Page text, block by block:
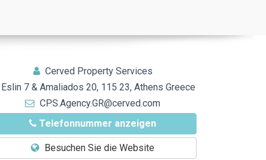
Cerved Property Services
7 & Amaliados 20, 115 23, Athens Greece
CPS.Agency.GR@cerved.com
Telefonnummer anzeigen
Besuchen Sie die Website